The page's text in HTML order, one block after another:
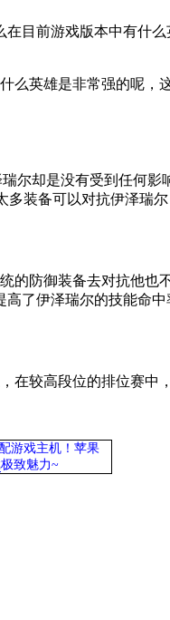
目前游戏版本中有什
么英雄是非常强的呢，
尔却是没有受到任何影
装备可以对抗伊泽瑞
的防御装备去对抗他也
了伊泽瑞尔的技能命
较高段位的排位赛中
游戏主机！苹果
极致魅力~